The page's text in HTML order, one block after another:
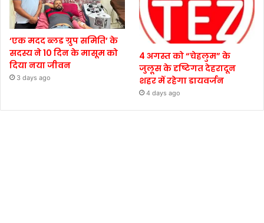
‘एक मदद ब्लड ग्रुप समिति’ के
सदस्य ने 10 दिन के मासूम को
दिया नया जीवन
3 days ago
4 अगस्त को “चेहलुम” के
जुलूस के दृष्टिगत देहरादून
शहर में रहेगा डायवर्जन
4 days ago